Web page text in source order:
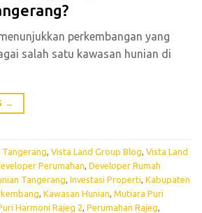
perkembangan yang
salah satu kawasan hunian di
→
Tangerang, Vista Land Group Blog, Vista Land
Perumahan, Developer Rumah
Tangerang, Investasi Properti, Kabupaten
, Kawasan Hunian, Mutiara Puri
Harmoni Rajeg 2, Perumahan Rajeg,